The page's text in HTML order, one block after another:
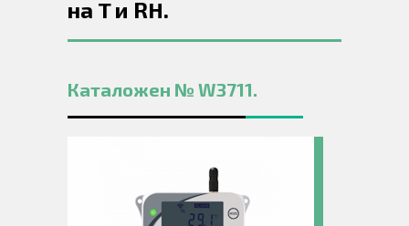
на T и RH.
Каталожен № W3711.